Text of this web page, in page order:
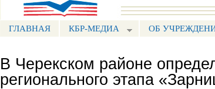
ГЛАВНАЯ КБР-МЕДИА ОБ
В Черекском районе
регионального этапа